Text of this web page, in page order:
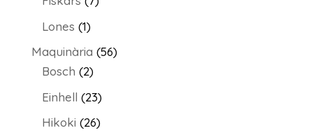
Lones 11
producte
Maquinària 5656
Bosch 22
productes
Einhell 2323
productes
Hikoki 2626